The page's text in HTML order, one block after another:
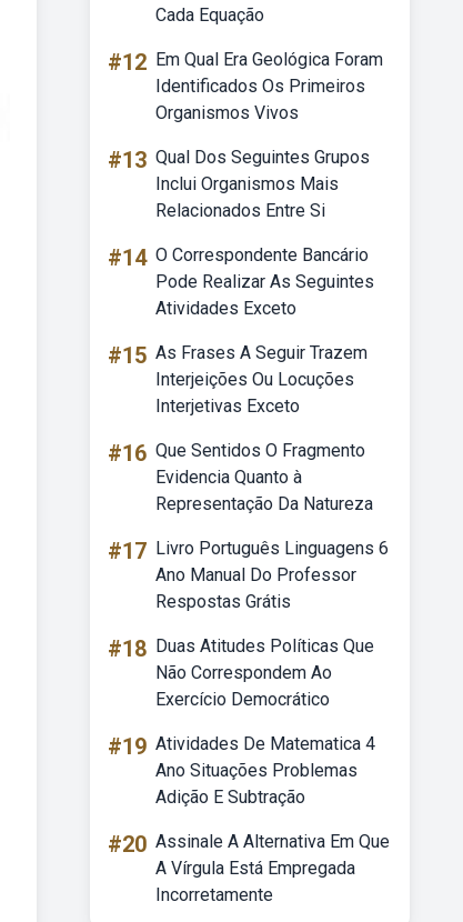
Cada Equação
#12 Em Qual Era Geológica Foram
Identificados Os Primeiros
Organismos Vivos
#13 Qual Dos Seguintes Grupos
Inclui Organismos Mais
Relacionados Entre Si
#14 O Correspondente Bancário
Pode Realizar As Seguintes
Atividades Exceto
#15 As Frases A Seguir Trazem
Interjeições Ou Locuções
Interjetivas Exceto
#16 Que Sentidos O Fragmento
Evidencia Quanto à
Representação Da Natureza
#17 Livro Português Linguagens 6
Ano Manual Do Professor
Respostas Grátis
#18 Duas Atitudes Políticas Que
Não Correspondem Ao
Exercício Democrático
#19 Atividades De Matematica 4
Ano Situações Problemas
Adição E Subtração
#20 Assinale A Alternativa Em Que
A Vírgula Está Empregada
Incorretamente